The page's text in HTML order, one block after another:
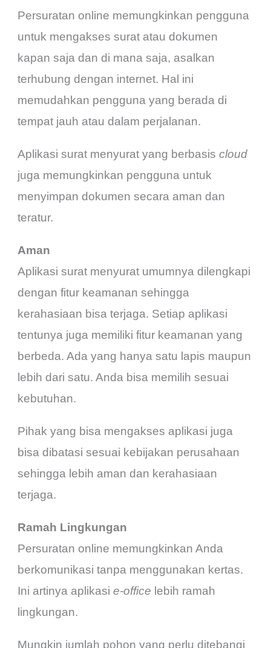
Persuratan online memungkinkan pengguna
untuk mengakses surat atau dokumen
kapan saja dan di mana saja, asalkan
terhubung dengan internet. Hal ini
memudahkan pengguna yang berada di
tempat jauh atau dalam perjalanan.
Aplikasi surat menyurat yang berbasiscloud
juga memungkinkan pengguna untuk
menyimpan dokumen secara aman dan
teratur.
Aman
Aplikasi surat menyurat umumnya dilengkapi
dengan fitur keamanan sehingga
kerahasiaan bisa terjaga. Setiap aplikasi
tentunya juga memiliki fitur keamanan yang
berbeda. Ada yang hanya satu lapis maupun
lebih dari satu. Anda bisa memilih sesuai
kebutuhan.
Pihak yang bisa mengakses aplikasi juga
bisa dibatasi sesuai kebijakan perusahaan
sehingga lebih aman dan kerahasiaan
terjaga.
Ramah Lingkungan
Persuratan online memungkinkan Anda
berkomunikasi tanpa menggunakan kertas.
Ini artinya aplikasie-office lebih ramah
lingkungan.
Mungkin jumlah pohon yang perlu ditebangi